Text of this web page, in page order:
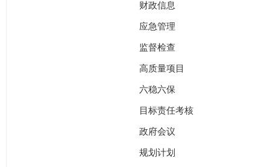
财政信息
应急管理
监督检查
高质量项目
六稳六保
目标责任考核
政府会议
规划计划